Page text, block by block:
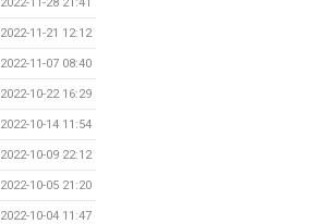
2022-11-21 12:12
2022-11-07 08:40
2022-10-22 16:29
2022-10-14 11:54
2022-10-09 22:12
2022-10-05 21:20
2022-10-04 11:47